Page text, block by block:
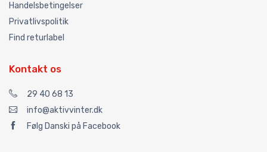
Handelsbetingelser
Privatlivspolitik
Find returlabel
Kontakt os
29 40 68 13
info@aktivvinter.dk
Følg Danski på Facebook